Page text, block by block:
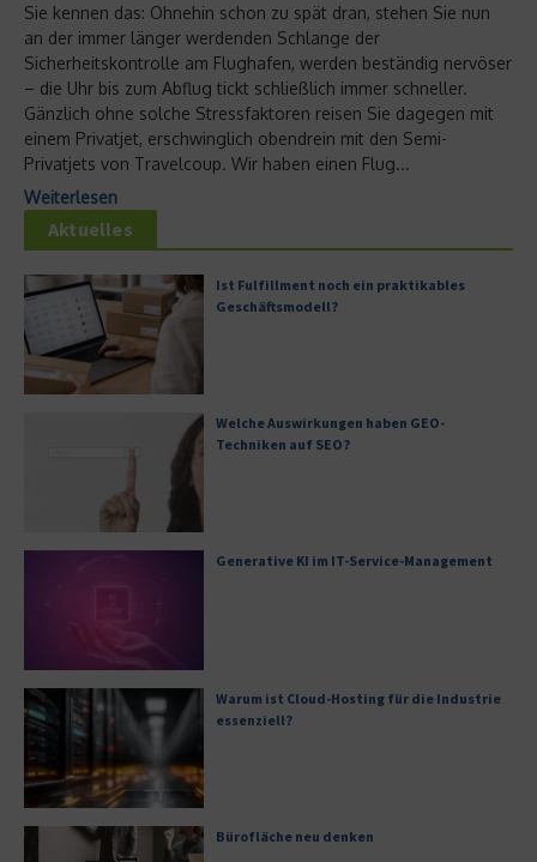
Sie kennen das: Ohnehin schon zu spät dran, stehen Sie nun
an der immer länger werdenden Schlange der
Sicherheitskontrolle am Flughafen, werden beständig nervöser
– die Uhr bis zum Abflug tickt schließlich immer schneller.
Gänzlich ohne solche Stressfaktoren reisen Sie dagegen mit
einem Privatjet, erschwinglich obendrein mit den Semi-
Privatjets von Travelcoup. Wir haben einen Flug...
Weiterlesen
Aktuelles
Ist Fulfillment noch ein praktikables
Geschäftsmodell?
Welche Auswirkungen haben GEO-
Techniken auf SEO?
Generative KI im IT-Service-Management
Warum ist Cloud-Hosting für die Industrie
essenziell?
Bürofläche neu denken